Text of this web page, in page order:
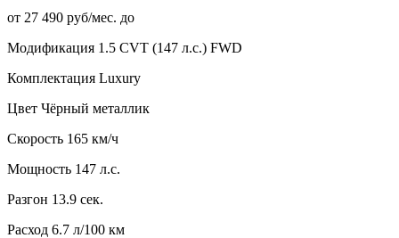
от 27 490 руб/мес. до
Модификация 1.5 CVT (147 л.с.) FWD
Комплектация Luxury
Цвет Чёрный металлик
Скорость 165 км/ч
Мощность 147 л.с.
Разгон 13.9 сек.
Расход 6.7 л/100 км